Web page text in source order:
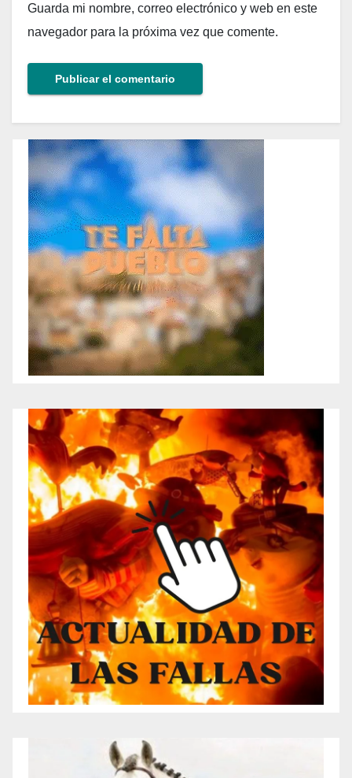
Guarda mi nombre, correo electrónico y web en este
navegador para la próxima vez que comente.